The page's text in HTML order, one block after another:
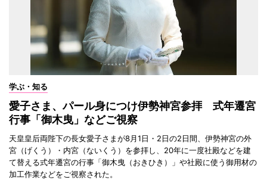
学ぶ・知る
愛子さま、パール身につけ伊勢神宮参拝 式年遷宮
行事「御木曳」などご視察
天皇皇后両陛下の長女愛子さまが8月1日・2日の2日間、伊勢神宮の外
宮（げくう）・内宮（ないくう）を参拝し、20年に一度社殿などを建
て替える式年遷宮の行事「御木曳（おきひき）」や社殿に使う御用材の
加工作業などをご視察された。